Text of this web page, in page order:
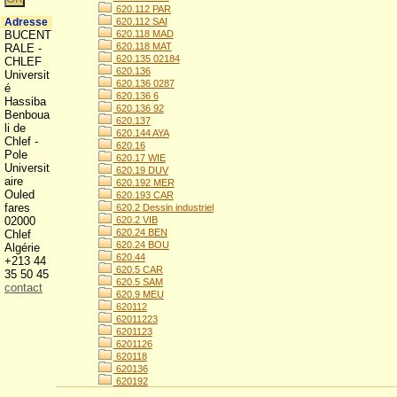
620.112 PAR
620.112 SAI
620.118 MAD
620.118 MAT
620.135 02184
620.136
620.136 0287
620.136 6
620.136 92
620.137
620.144 AYA
620.16
620.17 WIE
620.19 DUV
620.192 MER
620.193 CAR
620.2 Dessin industriel
620.2 VIB
620.24 BEN
620.24 BOU
620.44
620.5 CAR
620.5 SAM
620.9 MEU
620112
62011223
6201123
6201126
620118
620136
620192
Adresse
BUCENT
RALE -
CHLEF
Universit
é
Hassiba
Benboua
li de
Chlef -
Pole
Universit
aire
Ouled
fares
02000
Chlef
Algérie
+213 44
35 50 45
contact